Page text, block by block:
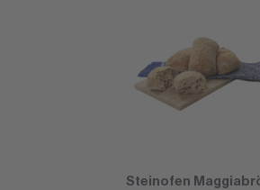
Steinofen